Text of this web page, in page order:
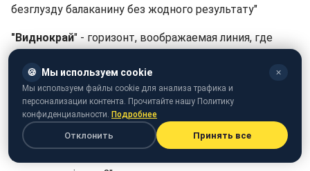
безглузду балаканину без жодного результату"
"Виднокрай" - горизонт, воображаемая линия, где
небо встречается с землей.
Использование: "На виднокраї сонце поволі
занурювалось за обрій"
"Манівцем" - объездной путь, непрямой маршрут.
Использование: "Чого це ти, Лукино, вертаєшся
🍪 Мы используем cookie ✕
Мы используем файлы cookie для анализа трафика и
персонализации контента. Прочитайте нашу Политику
конфиденциальности. Подробнее
Отклонить Принять все